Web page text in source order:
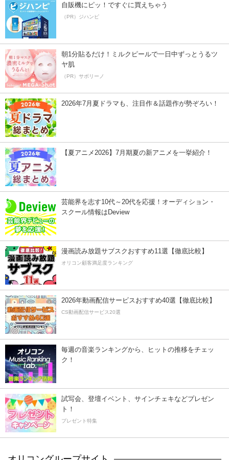
自販機にピッ！ですぐに買えちゃう
（PR）ジハンピ
朝1分貼るだけ！ミルクピールで一日中ずっとうるツ
ヤ肌
（PR）サボリーノ
2026年7月夏ドラマも、注目作＆話題作が勢ぞろい！
【夏アニメ2026】7月期夏の新アニメを一挙紹介！
芸能界を志す10代～20代を応援！オーディション・
スクール情報はDeview
漫画読み放題サブスクおすすめ11選【徹底比較】
オリコン顧客満足度ランキング
2026年動画配信サービスおすすめ40選【徹底比較】
CS動画配信サービス20選
毎週の音楽ランキングから、ヒットの推移をチェッ
ク！
試写会、登壇イベント、サインチェキなどプレゼン
ト！
プレゼント特集